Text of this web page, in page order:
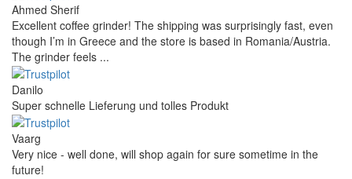
Ahmed Sherif
Excellent coffee grinder! The shipping was surprisingly fast, even
though I’m in Greece and the store is based in Romania/Austria.
The grinder feels ...
Danilo
Super schnelle Lieferung und tolles Produkt
Vaarg
Very nice - well done, will shop again for sure sometime in the
future!